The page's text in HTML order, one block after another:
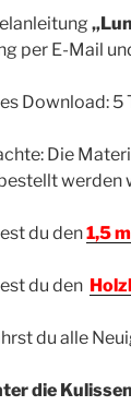
per E-Mail
Download: 5
Die
werden
du den1,5
du den
du alle
die